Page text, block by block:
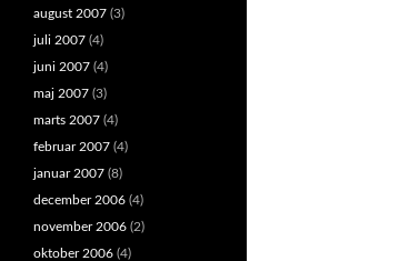
august 2007 (3)
juli 2007 (4)
juni 2007 (4)
maj 2007 (3)
marts 2007 (4)
februar 2007 (4)
januar 2007 (8)
december 2006 (4)
november 2006 (2)
oktober 2006 (4)